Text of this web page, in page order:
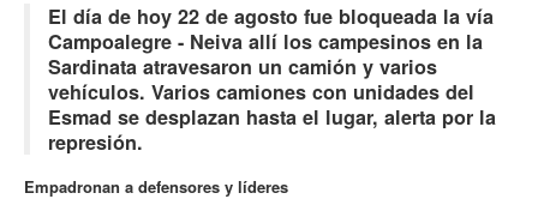
El día de hoy 22 de agosto fue bloqueada la vía
Campoalegre - Neiva allí los campesinos en la
Sardinata atravesaron un camión y varios
vehículos. Varios camiones con unidades del
Esmad se desplazan hasta el lugar, alerta por la
represión.
Empadronan a defensores y líderes